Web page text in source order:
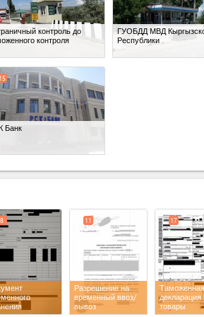
контроль до
контроля
ГУОБДД МВД
Республики
Банк
15
8
Разрешение на
временный ввоз/
вывоз
11
декларация
товары
17